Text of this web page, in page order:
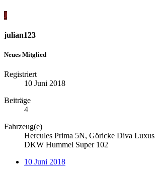
J
julian123
Neues Mitglied
Registriert
10 Juni 2018
Beiträge
4
Fahrzeug(e)
Hercules Prima 5N, Göricke Diva
DKW Hummel Super 102
10 Juni 2018